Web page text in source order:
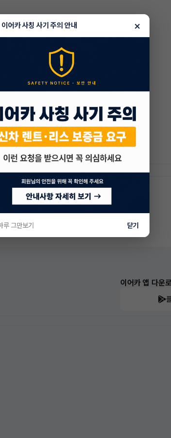
이어카 앱 다운
어카 사칭 사기 주의 안내 ×
루 그만보기 닫기